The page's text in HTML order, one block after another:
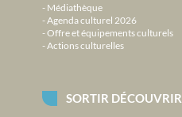
Médiathèque
Agenda culturel 2026
Offre et équipements culturels
Actions culturelles
SORTIR DÉCOUVRIR